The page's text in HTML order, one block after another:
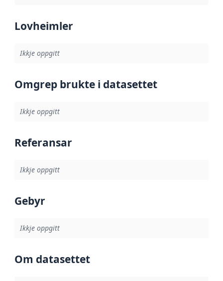
Lovheimler
Ikkje oppgitt
Omgrep brukte i datasettet
Ikkje oppgitt
Referansar
Ikkje oppgitt
Gebyr
Ikkje oppgitt
Om datasettet